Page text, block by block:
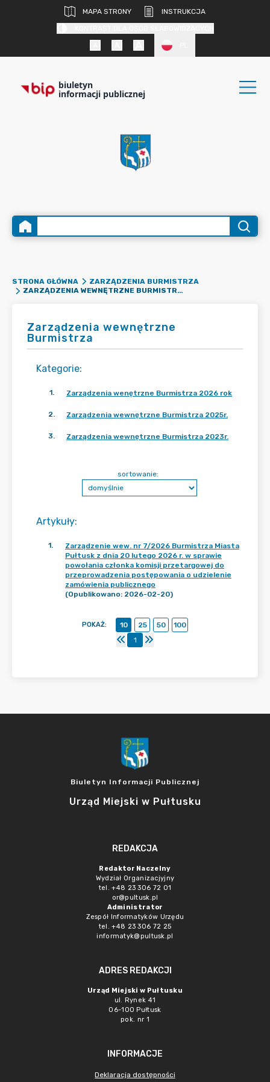
MAPA STRONY
INSTRUKCJA
biuletyn
informacji publicznej
STRONA GŁÓWNA
ZARZĄDZENIA BURMISTRZA
ZARZĄDZENIA WEWNĘTRZNE BURMISTRZA
Zarządzenia wewnętrzne
Burmistrza
Kategorie:
1. Zarządzenia wenętrzne Burmistrza 2026 rok
2. Zarządzenia wewnętrzne Burmistrza 2025r.
3. Zarządzenia wewnętrzne Burmistrza 2023r.
Artykuły:
sortowanie:
1.
Zarządzenie wew. nr 7/2026 Burmistrza Miasta
Pułtusk z dnia 20 lutego 2026 r. w sprawie
powołania członka komisji przetargowej do
przeprowadzenia postępowania o udzielenie
zamówienia publicznego
(Opublikowano: 2026-02-20)
POKAŻ: 10 25 50
100
1
Biuletyn Informacji Publicznej
Urząd Miejski w Pułtusku
REDAKCJA
Redaktor Naczelny
Wydział Organizacjyjny
tel. +48 23 306 72 01
or@pultusk.pl
Administrator
Zespół Informatyków Urzędu
tel. +48 23 306 72 25
informatyk@pultusk.pl
ADRES REDAKCJI
Urząd Miejski w Pułtusku
ul. Rynek 41
06-100 Pułtusk
pok. nr 1
INFORMACJE
Deklaracja dostępności